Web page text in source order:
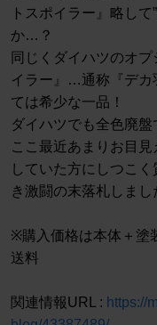
トスポイラー』略し
か…？
同じくダイハツのオ
イラー』…通称『デカ
ては希少な一品！
ダイハツでも全色廃
ここ最近あまりお目
していた方にしつこ
き激闘の末落札しまし
※購入価格は本体＋塗
送料
関連情報URL : https://